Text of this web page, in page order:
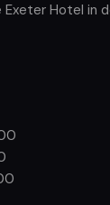
Hotel in